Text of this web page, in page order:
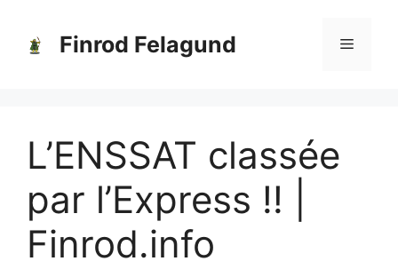
contenu
Finrod Felagund Menu
L’ENSSAT classée
par l’Express !! |
Finrod.info